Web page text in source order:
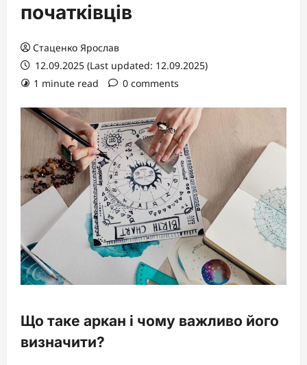
початківців
Стаценко Ярослав
12.09.2025 (Last updated: 12.09.2025)
1 minute read
0 comments
Що таке аркан і чому важливо його
визначити?